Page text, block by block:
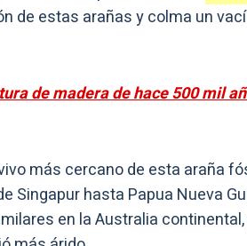
de estas arañas y colma un
de madera de hace 500 mil
más cercano de esta araña
Singapur hasta Papua Nueva
en la Australia